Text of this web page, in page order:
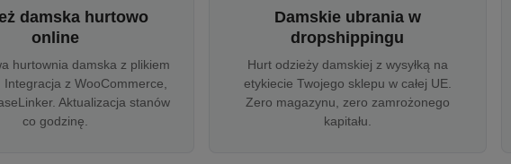
damska hurtowo
online
hurtownia damska z plikiem
Integracja z WooCommerce,
Aktualizacja stanów
co godzinę.
Damskie ubrania w
dropshippingu
Hurt odzieży damskiej z wysyłką na
etykiecie Twojego sklepu w całej UE.
Zero magazynu, zero zamrożonego
kapitału.